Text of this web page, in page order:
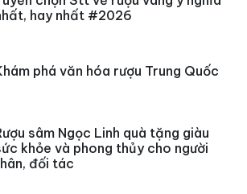
hay nhất #2026
phá văn hóa rượu Trung Quốc
sâm Ngọc Linh quà tặng giàu
khỏe và phong thủy cho người
đối tác